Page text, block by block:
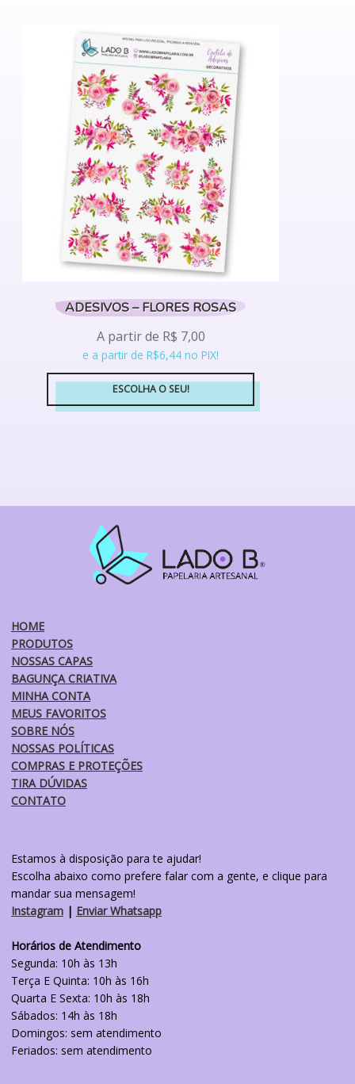
várias
variantes.
As
opções
podem
ser
escolhidas
na
página
do
produto
ADESIVOS – FLORES ROSAS
A partir de R$ 7,00
e a partir de R$6,44 no PIX!
ESCOLHA O SEU!
Este
As
ser
escolhidas
HOME
PRODUTOS
NOSSAS CAPAS
BAGUNÇA CRIATIVA
MINHA CONTA
MEUS FAVORITOS
SOBRE NÓS
NOSSAS POLÍTICAS
COMPRAS E PROTEÇÕES
TIRA DÚVIDAS
CONTATO
Estamos à disposição para te ajudar!
Escolha abaixo como prefere falar com a gente, e clique para
mandar sua mensagem!
Instagram | Enviar Whatsapp
Horários de Atendimento
Segunda: 10h às 13h
Terça E Quinta: 10h às 16h
Quarta E Sexta: 10h às 18h
Sábados: 14h às 18h
Domingos: sem atendimento
Feriados: sem atendimento